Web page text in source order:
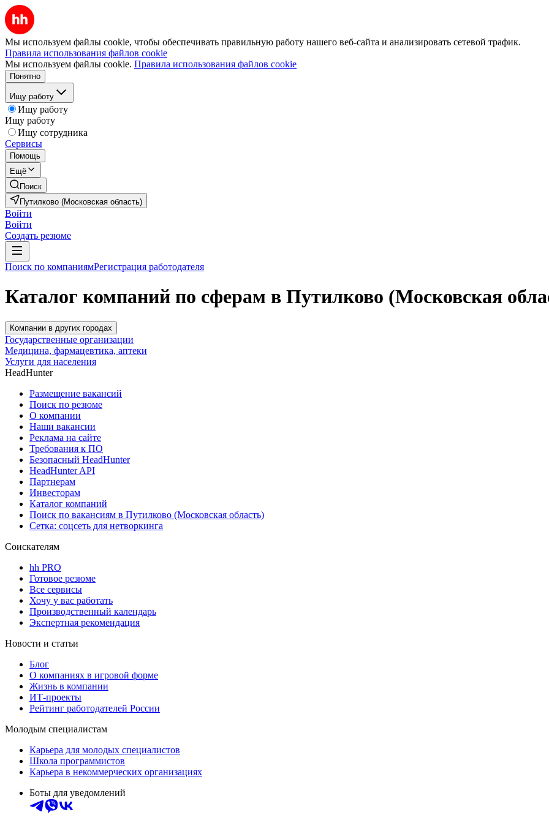
Мы используем файлы cookie, чтобы обеспечивать правильную работу нашего веб-сайта и анализировать сетевой трафик.
Правила использования файлов cookie
Мы используем файлы cookie. Правила использования файлов cookie
Понятно
Ищу работу
Ищу работу
Ищу работу
Ищу сотрудника
Сервисы
Помощь
Ещё
Поиск
Путилково (Московская область)
Войти
Войти
Создать резюме
Поиск по компаниямРегистрация работодателя
Каталог компаний по сферам в Путилково (Московская
Компании в других городах
Государственные организации
Медицина, фармацевтика, аптеки
Услуги для населения
HeadHunter
Размещение вакансий
Поиск по резюме
О компании
Наши вакансии
Реклама на сайте
Требования к ПО
Безопасный HeadHunter
HeadHunter API
Партнерам
Инвесторам
Каталог компаний
Поиск по вакансиям в Путилково (Московская область)
Сетка: соцсеть для нетворкинга
Соискателям
hh PRO
Готовое резюме
Все сервисы
Хочу у вас работать
Производственный календарь
Экспертная рекомендация
Новости и статьи
Блог
О компаниях в игровой форме
Жизнь в компании
ИТ-проекты
Рейтинг работодателей России
Молодым специалистам
Карьера для молодых специалистов
Школа программистов
Карьера в некоммерческих организациях
Боты для уведомлений